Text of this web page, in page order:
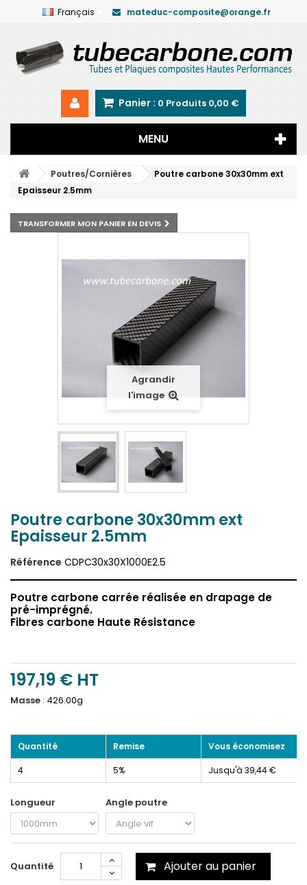
Français mateduc-composite@orange.fr
Panier : 0 Produits 0,00 €
MENU
Poutres/Cornières
Poutre carbone 30x30mm ext
Epaisseur 2.5mm
TRANSFORMER MON PANIER EN DEVIS
Agrandir
l'image
Poutre carbone 30x30mm ext
Epaisseur 2.5mm
Référence CDPC30x30X1000E2.5
Poutre carbone carrée réalisée en drapage de
pré-imprégné.
Fibres carbone Haute Résistance
197,19 € HT
Masse : 426.00g
Quantité Remise Vous économisez
4 5% Jusqu'à 39,44 €
Longueur Angle poutre
Quantité Ajouter au panier